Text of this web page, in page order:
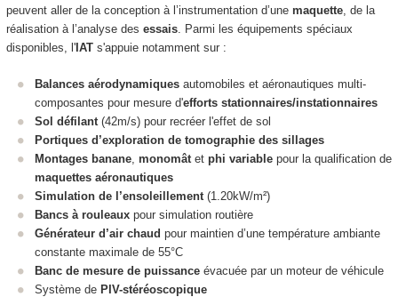
peuvent aller de la conception à l’instrumentation d’une maquette, de la
réalisation à l’analyse des essais. Parmi les équipements spéciaux
disponibles, l'IAT s'appuie notamment sur :
Balances aérodynamiques automobiles et aéronautiques multi-
composantes pour mesure d'efforts stationnaires/instationnaires
Sol défilant (42m/s) pour recréer l'effet de sol
Portiques d’exploration de tomographie des sillages
Montages banane monomât et phi variable pour la qualification de
maquettes aéronautiques
Simulation de l’ensoleillement (1.20kW/m²)
Bancs à rouleaux pour simulation routière
Générateur d’air chaud pour maintien d’une température ambiante
constante maximale de 55°C
Banc de mesure de puissance évacuée par un moteur de véhicule
Système de PIV-stéréoscopique